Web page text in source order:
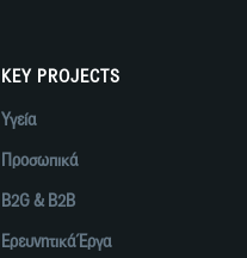
KEY PROJECTS
Υγεία
Προσωπικά
B2G & B2B
Ερευνητικά Έργα